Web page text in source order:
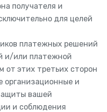
получателя и
для целей
платежных решений
и/или платежной
от этих третьих сторон
организационные и
вашей
и соблюдения